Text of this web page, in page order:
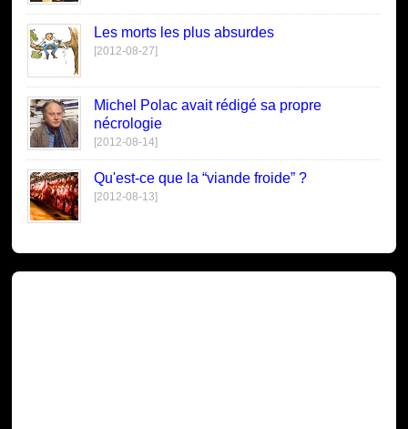
Les morts les plus absurdes
[2012-08-27]
Michel Polac avait rédigé sa propre
nécrologie
[2012-08-14]
Qu'est-ce que la “viande froide” ?
[2012-08-13]